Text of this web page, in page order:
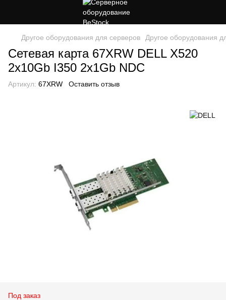
Другое оборудования для серверов Другое оборудования
Сетевая карта 67XRW DELL X520
2x10Gb I350 2x1Gb NDC
Артикул: 67XRW Оставить отзыв
Под заказ